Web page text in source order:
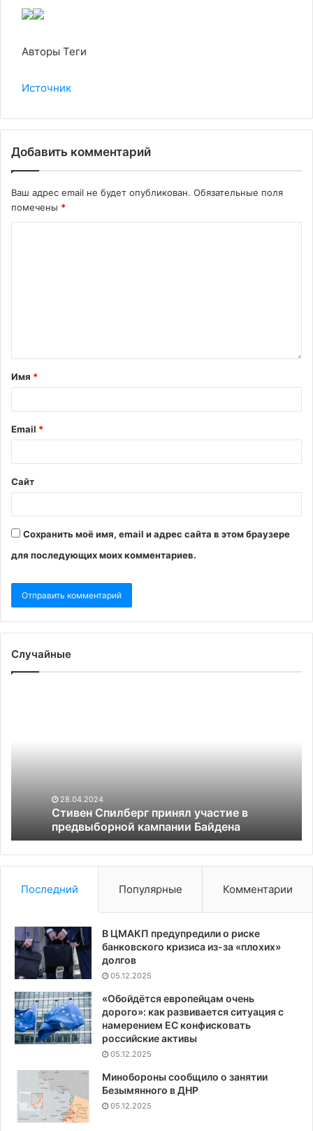
Авторы Теги
Источник
Добавить комментарий
Ваш адрес email не будет опубликован. Обязательные поля
помечены *
Имя *
Email *
Сайт
Сохранить моё имя, email и адрес сайта в этом браузере
для последующих моих комментариев.
Случайные
28.04.2024
Стивен Спилберг принял участие в
предвыборной кампании Байдена
Последний Популярные Комментарии
В ЦМАКП предупредили о риске
банковского кризиса из-за «плохих»
долгов
05.12.2025
«Обойдётся европейцам очень
дорого»: как развивается ситуация с
намерением ЕС конфисковать
российские активы
05.12.2025
Минобороны сообщило о занятии
Безымянного в ДНР
05.12.2025